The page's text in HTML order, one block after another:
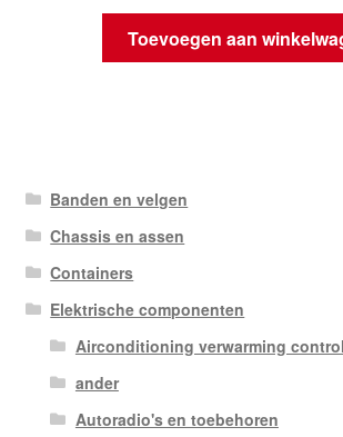
Toevoegen aan
Banden en velgen
Chassis en assen
Containers
Elektrische componenten
Airconditioning verwarming
ander
Autoradio's en toebehoren